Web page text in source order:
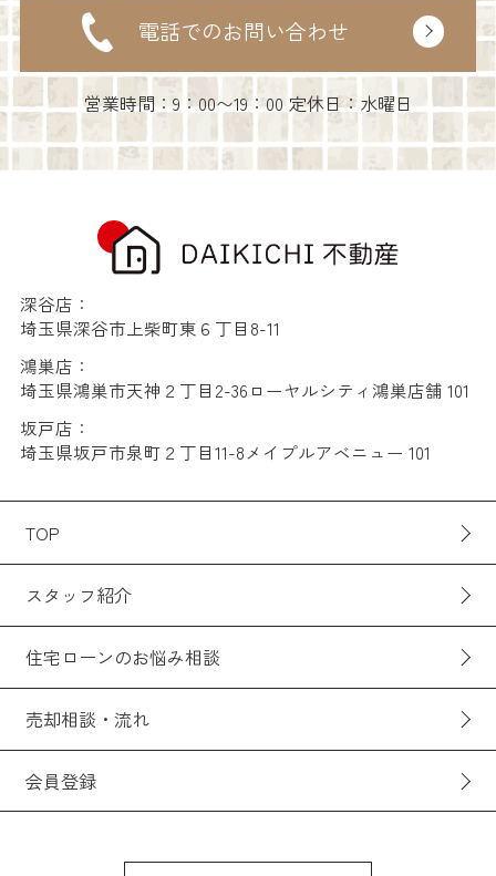
電話でのお問い合わせ
営業時間：9：00〜19：00 定休日：水曜日
深谷店：
埼玉県深谷市上柴町東６丁目8-11
鴻巣店：
埼玉県鴻巣市天神２丁目2-36ローヤルシティ鴻巣店舗 101
坂戸店：
埼玉県坂戸市泉町２丁目11-8メイプルアベニュー 101
TOP
スタッフ紹介
住宅ローンのお悩み相談
売却相談・流れ
会員登録